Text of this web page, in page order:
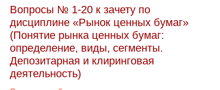
Вопросы № 1-20 к зачету по
дисциплине «Рынок ценных бумаг»
(Понятие рынка ценных бумаг:
определение, виды, сегменты.
Депозитарная и клиринговая
деятельность)